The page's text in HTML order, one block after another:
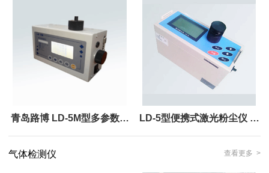
有效减少湿度干扰
青岛路博 LD-5M型多参数激 LD-5型便携式激光粉尘仪 可
气体检测仪 查看更多 >